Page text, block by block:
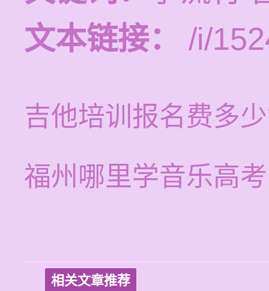
文本链接：
/i/
吉他培训报名费多
福州哪里学音乐高
相关文章推荐